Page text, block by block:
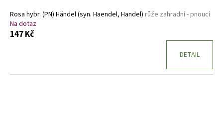
Rosa hybr. (PN) Händel (syn. Haendel, Handel) růže zahradní - pnoucí
Na dotaz
147 Kč
DETAIL